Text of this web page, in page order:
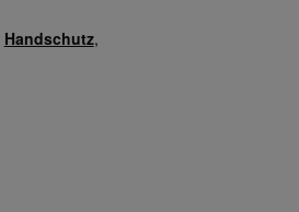
Handschutz,